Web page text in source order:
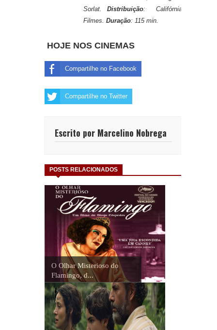
Sorlat. Distribuição: Califórnia
Filmes. Duração: 115 min.
HOJE NOS CINEMAS
Compartilhe no Facebook
Compartilhe no Twitter
Escrito por Marcelino Nobrega
POSTS RELACIONADOS
O Olhar Misterioso do
Flamingo, d...